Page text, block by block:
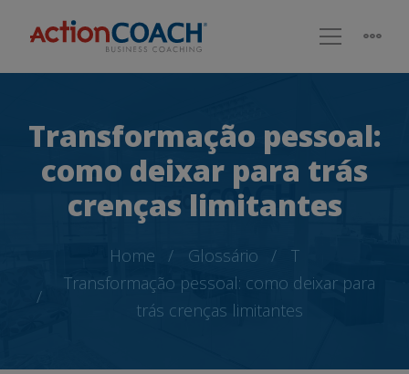
Transformação pessoal:
como deixar para trás
crenças limitantes
Home Glossário
T
Transformação pessoal: como deixar para
trás crenças limitantes